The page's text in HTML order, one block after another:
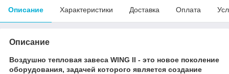
Описание Характеристики Доставка Оплата
Описание
Воздушно тепловая завеса WING II - это новое поколение
оборудования, задачей которого является создание